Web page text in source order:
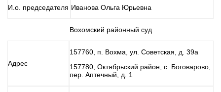
И.о. председателя Иванова Ольга Юрьевна
Вохомский районный суд
Адрес
157760, п. Вохма, ул. Советская, д. 39а
157780, Октябрьский район, с. Боговарово,
пер. Аптечный, д. 1